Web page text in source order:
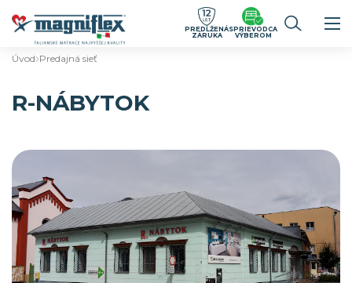
PREDĹŽENÁ
ZÁRUKA
SPRIEVODCA
VÝBEROM
Úvod Predajná sieť
R-NÁBYTOK